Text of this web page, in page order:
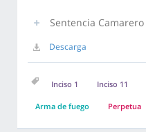
Sentencia Camarero
Descarga
Inciso 1 Inciso 11
Arma de fuego Perpetua